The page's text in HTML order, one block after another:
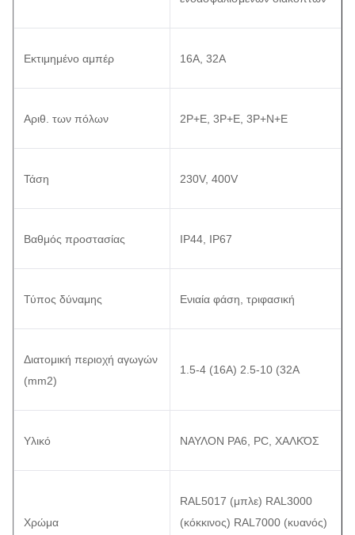
Εκτιμημένο αμπέρ 16A, 32A
Αριθ. των πόλων 2P+E, 3P+E, 3P+N+E
Τάση 230V, 400V
Βαθμός προστασίας IP44, IP67
Τύπος δύναμης Ενιαία φάση, τριφασική
Διατομική περιοχή αγωγών
(mm2)
1.5-4 (16A) 2.5-10 (32A
Υλικό ΝΑΥΛΟΝ PA6, PC, ΧΑΛΚΌΣ
Χρώμα
RAL5017 (μπλε) RAL3000
(κόκκινος) RAL7000 (κυανός)